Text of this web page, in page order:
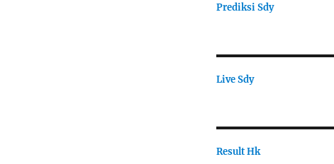
Prediksi Sdy
Live Sdy
Result Hk